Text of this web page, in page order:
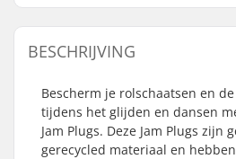
BESCHRIJVING
Bescherm je rolschaatsen en
tijdens het glijden en dansen
Jam Plugs. Deze Jam Plugs zijn
gerecycled materiaal en